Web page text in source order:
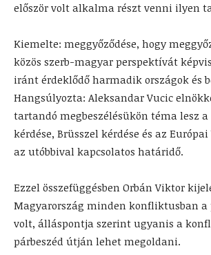
először volt alkalma részt venni ilyen
Kiemelte: meggyőződése, hogy
közös szerb-magyar perspektívát
iránt érdeklődő harmadik országok és
Hangsúlyozta: Aleksandar Vucic
tartandó megbeszélésükön téma lesz
kérdése, Brüsszel kérdése és az Európai
az utóbbival kapcsolatos határidő.
Ezzel összefüggésben Orbán Viktor
Magyarország minden konfliktusban a
volt, álláspontja szerint ugyanis a
párbeszéd útján lehet megoldani.